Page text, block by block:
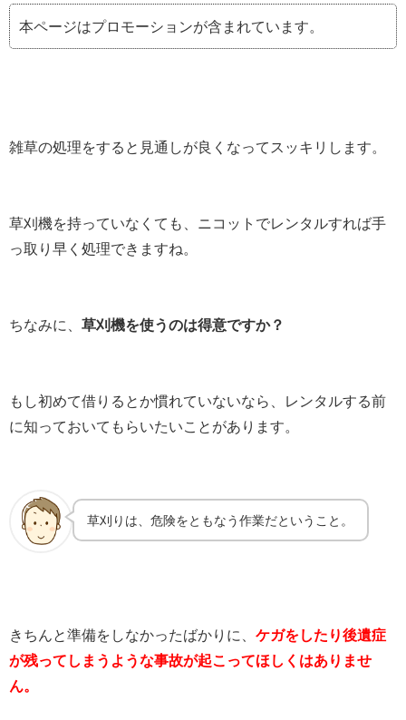
本ページはプロモーションが含まれています。
雑草の処理をすると見通しが良くなってスッキリします。
草刈機を持っていなくても、ニコットでレンタルすれば手
っ取り早く処理できますね。
ちなみに、 草刈機を使うのは得意ですか？
もし初めて借りるとか慣れていないなら、レンタルする前
に知っておいてもらいたいことがあります。
草刈りは、危険をともなう作業だということ。
きちんと準備をしなかったばかりに、 ケガをしたり後遺症
が残ってしまうような事故が起こってほしくはありませ
ん。